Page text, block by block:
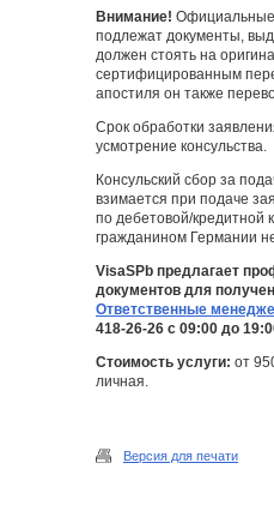
Внимание! Официальные
подлежат документы,
должен стоять на
сертифицированным
апостиля он также
Срок обработки
усмотрение консульства.
Консульский сбор за
взимается при подаче
по дебетовой/кредитной
гражданином Германии
VisaSPb предлагает
документов для
Ответственные
418-26-26 с 09:00 до
Стоимость услуги: от
личная.
Версия для печати